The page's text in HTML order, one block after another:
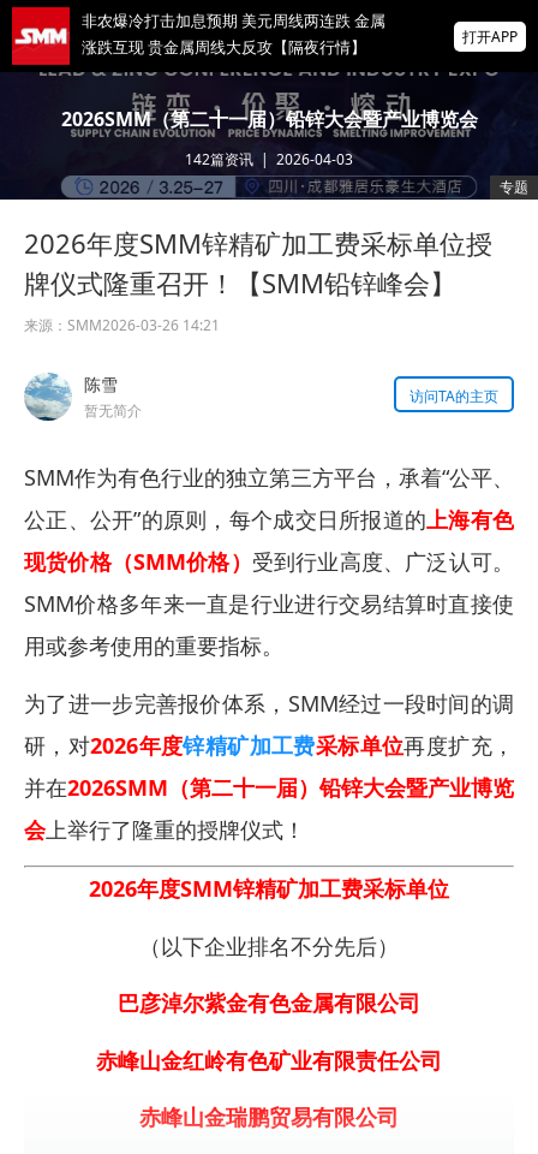
非农爆冷打击加息预期 美元周线两连跌 金属
涨跌互现 贵金属周线大反攻【隔夜行情】
2026 SMM锌业大会圆满落幕！大咖云集 共
寻锌行业破局发展新机遇
美国拟投30亿美元扶持关键矿产
掌上有色
打开APP
2026SMM（第二十一届）铅锌大会暨产业博览会
142篇资讯 | 2026-04-03
专题
2026年度SMM锌精矿加工费采标单位授
牌仪式隆重召开！【SMM铅锌峰会】
来源： SMM2026-03-26 14:21
陈雪
暂无简介
访问TA的主页
SMM作为有色行业的独立第三方平台，承着“公平、
公正、公开”的原则，每个成交日所报道的上海有色
现货价格（SMM价格） 受到行业高度、广泛认可。
SMM价格多年来一直是行业进行交易结算时直接使
用或参考使用的重要指标。
为了进一步完善报价体系，SMM经过一段时间的调
研，对2026年度锌精矿加工费采标单位再度扩充，
并在2026SMM（第二十一届）铅锌大会暨产业博览
会上举行了隆重的授牌仪式！
2026年度SMM锌精矿加工费采标单位
（以下企业排名不分先后）
巴彦淖尔紫金有色金属有限公司
赤峰山金红岭有色矿业有限责任公司
赤峰山金瑞鹏贸易有限公司